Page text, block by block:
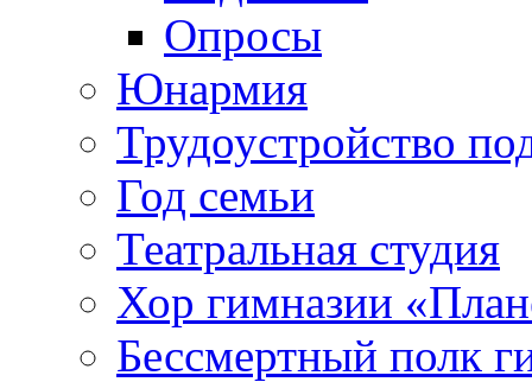
Опросы
Юнармия
Трудоустройство
Год семьи
Театральная студия
Хор гимназии
Бессмертный полк